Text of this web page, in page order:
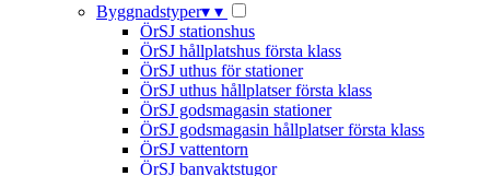
Byggnadstyper▾ ▾
ÖrSJ stationshus
ÖrSJ hållplatshus första klass
ÖrSJ uthus för stationer
ÖrSJ uthus hållplatser första klass
ÖrSJ godsmagasin stationer
ÖrSJ godsmagasin hållplatser första klass
ÖrSJ vattentorn
ÖrSJ banvaktstugor